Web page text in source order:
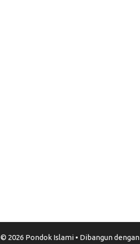
© 2026 Pondok Islami• Dibangun dengan